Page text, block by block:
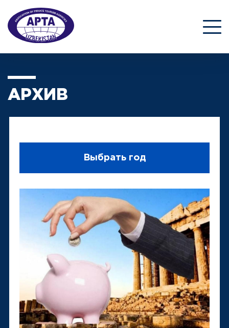
АРХИВ
Выбрать год